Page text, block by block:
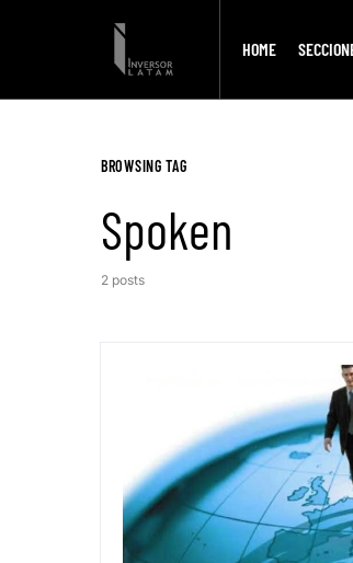
HOME
BROWSING TAG
Spoken
2 posts